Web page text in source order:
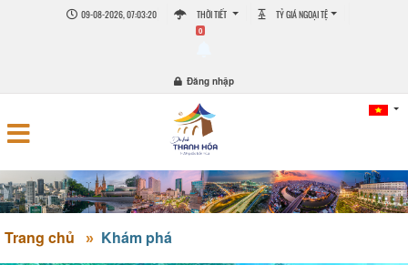
09-08-2026, 07:03:22 THỜI TIẾT TỶ GIÁ NGOẠI TỆ
0
Đăng nhập
Trang chủ Khám phá